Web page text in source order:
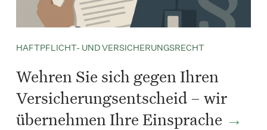
HAFTPFLICHT- UND VERSICHERUNGSRECHT
Wehren Sie sich gegen Ihren
Versicherungsentscheid – wir
übernehmen Ihre Einsprache